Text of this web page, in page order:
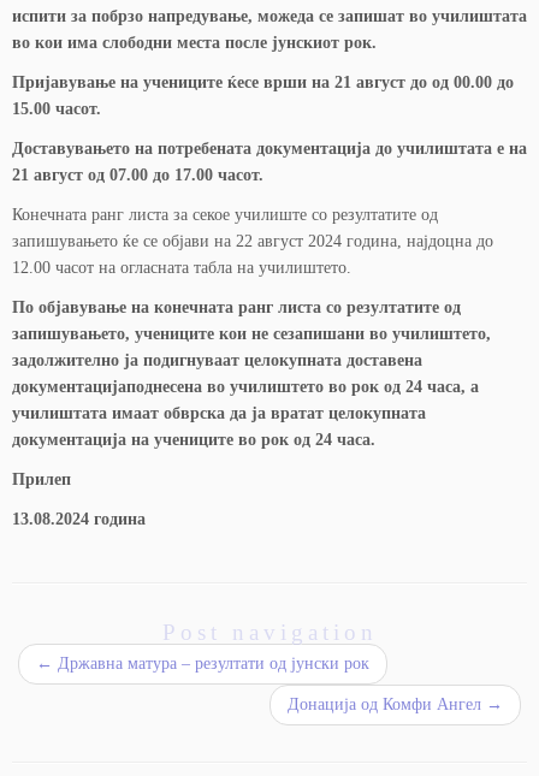
испити за побрзо напредување, можеда се запишат во училиштата
во кои има слободни места после јунскиот рок.
Пријавување на учениците ќесе врши на 21 август до од 00.00 до
15.00 часот.
Доставувањето на потребената документација до училиштата е на
21 август од 07.00 до 17.00 часот.
Конечната ранг листа за секое училиште со резултатите од
запишувањето ќе се објави на 22 август 2024 година, најдоцна до
12.00 часот на огласната табла на училиштето.
По објавување на конечната ранг листа со резултатите од
запишувањето, учениците кои не сезапишани во училиштето,
задолжително ја подигнуваат целокупната доставена
документацијаподнесена во училиштето во рок од 24 часа, а
училиштата имаат обврска да ја вратат целокупната
документација на учениците во рок од 24 часа.
Прилеп
13.08.2024 година
Post navigation
← Државна матура – резултати од јунски рок
Донација од Комфи Ангел →